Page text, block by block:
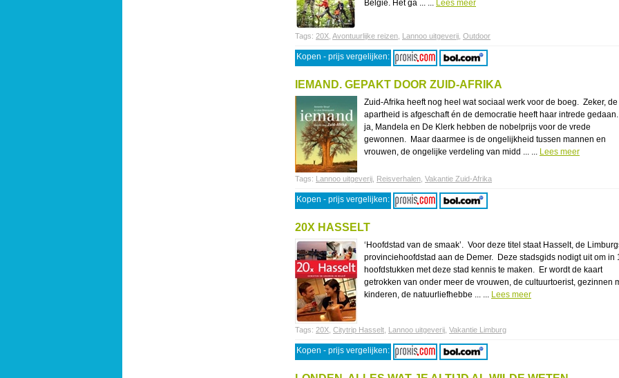
België. Het ga ... ... Lees meer
Tags: 20X Avontuurlijke reizen Lannoo uitgeverij Outdoor
Kopen - prijs vergelijken:
IEMAND. GEPAKT DOOR ZUID-AFRIKA
Zuid-Afrika heeft nog heel wat sociaal werk voor de boeg. Zeker, de
apartheid is afgeschaft én de democratie heeft haar intrede
ja, Mandela en De Klerk hebben de nobelprijs voor de vrede
gewonnen. Maar daarmee is de ongelijkheid tussen mannen en
vrouwen, de ongelijke verdeling van midd ... ... Lees meer
Tags: Lannoo uitgeverij Reisverhalen Vakantie Zuid-Afrika
Kopen - prijs vergelijken:
20X HASSELT
‘Hoofdstad van de smaak’. Voor deze titel staat Hasselt, de
provinciehoofdstad aan de Demer. Deze stadsgids nodigt uit om in
hoofdstukken met deze stad kennis te maken. Er wordt de kaart
getrokken van onder meer de vrouwen, de cultuurtoerist, gezinnen
kinderen, de natuurliefhebbe ... ... Lees meer
Tags: 20X Citytrip Hasselt Lannoo uitgeverij Vakantie Limburg
Kopen - prijs vergelijken: